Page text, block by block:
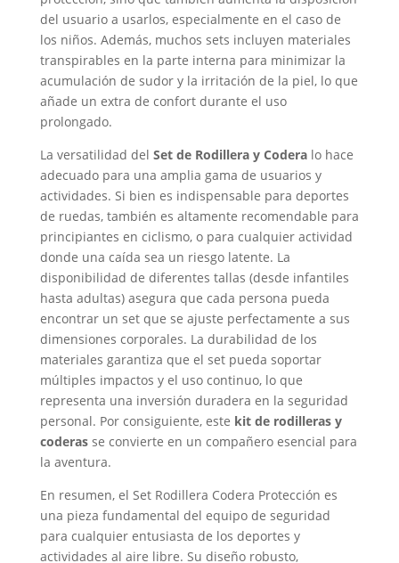
del usuario a usarlos, especialmente en el caso de
los niños. Además, muchos sets incluyen materiales
transpirables en la parte interna para minimizar la
acumulación de sudor y la irritación de la piel, lo que
añade un extra de confort durante el uso
prolongado.
La versatilidad del Set de Rodillera y Coderalo hace
adecuado para una amplia gama de usuarios y
actividades. Si bien es indispensable para deportes
de ruedas, también es altamente recomendable para
principiantes en ciclismo, o para cualquier actividad
donde una caída sea un riesgo latente. La
disponibilidad de diferentes tallas (desde infantiles
hasta adultas) asegura que cada persona pueda
encontrar un set que se ajuste perfectamente a sus
dimensiones corporales. La durabilidad de los
materiales garantiza que el set pueda soportar
múltiples impactos y el uso continuo, lo que
representa una inversión duradera en la seguridad
personal. Por consiguiente, este kit de rodilleras y
coderasse convierte en un compañero esencial para
la aventura.
En resumen, el Set Rodillera Codera Protección es
una pieza fundamental del equipo de seguridad
para cualquier entusiasta de los deportes y
actividades al aire libre. Su diseño robusto,